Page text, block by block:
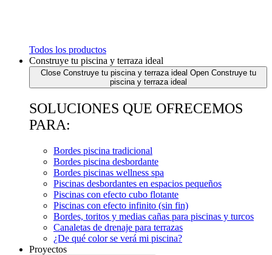
Todos los productos
Construye tu piscina y terraza ideal
Close Construye tu piscina y terraza ideal Open Construye tu
piscina y terraza ideal
SOLUCIONES QUE OFRECEMOS
PARA:
Bordes piscina tradicional
Bordes piscina desbordante
Bordes piscinas wellness spa
Piscinas desbordantes en espacios pequeños
Piscinas con efecto cubo flotante
Piscinas con efecto infinito (sin fin)
Bordes, toritos y medias cañas para piscinas y turcos
Canaletas de drenaje para terrazas
¿De qué color se verá mi piscina?
Proyectos